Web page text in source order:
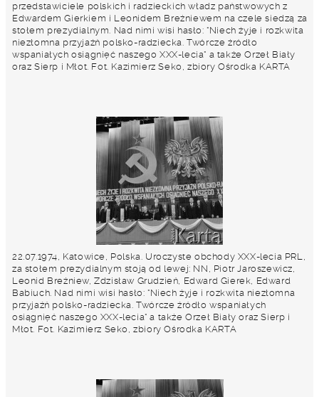
przedstawiciele polskich i radzieckich władz państwowych z
Edwardem Gierkiem i Leonidem Breżniewem na czele siedzą za
stołem prezydialnym. Nad nimi wisi hasło: "Niech żyje i rozkwita
niezłomna przyjaźń polsko-radziecka. Twórcze źródło
wspaniałych osiągnięć naszego XXX-lecia" a także Orzeł Biały
oraz Sierp i Młot. Fot. Kazimierz Seko, zbiory Ośrodka KARTA
22.07.1974, Katowice, Polska. Uroczyste obchody XXX-lecia PRL,
za stołem prezydialnym stoją od lewej: NN, Piotr Jaroszewicz,
Leonid Breżniew, Zdzisław Grudzień, Edward Gierek, Edward
Babiuch. Nad nimi wisi hasło: "Niech żyje i rozkwita niezłomna
przyjaźń polsko-radziecka. Twórcze źródło wspaniałych
osiągnięć naszego XXX-lecia" a także Orzeł Biały oraz Sierp i
Młot. Fot. Kazimierz Seko, zbiory Ośrodka KARTA